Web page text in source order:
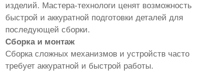
изделий. Мастера-технологи ценят возможность
быстрой и аккуратной подготовки деталей для
последующей сборки.
Сборка и монтаж
Сборка сложных механизмов и устройств часто
требует аккуратной и быстрой работы.